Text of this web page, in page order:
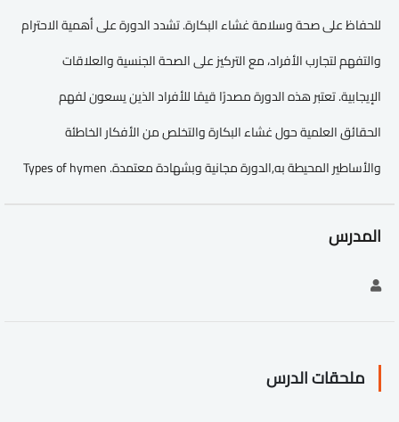
للحفاظ على صحة وسلامة غشاء البكارة. تشدد الدورة على أهمية الاحترام
والتفهم لتجارب الأفراد، مع التركيز على الصحة الجنسية والعلاقات
الإيجابية. تعتبر هذه الدورة مصدرًا قيمًا للأفراد الذين يسعون لفهم
الحقائق العلمية حول غشاء البكارة والتخلص من الأفكار الخاطئة
والأساطير المحيطة به,الدورة مجانية وبشهادة معتمدة. Types of hymen
المدرس
ملحقات الدرس